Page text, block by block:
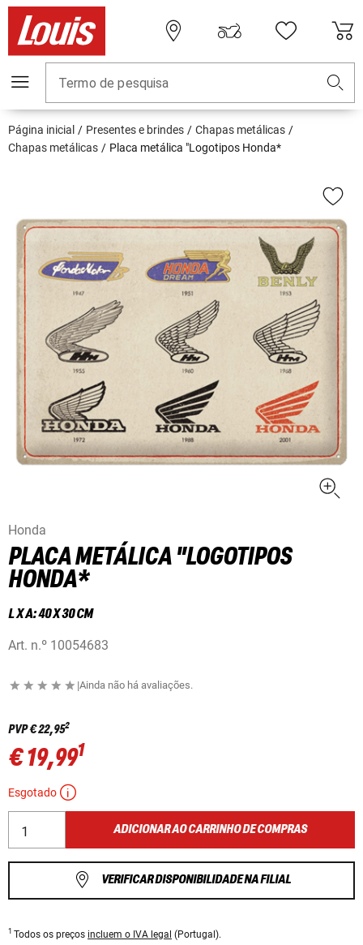
Termo de pesquisa
Página inicial Presentes e brindes
Chapas metálicas
Chapas metálicas
Placa metálica "Logotipos Honda*
Honda
PLACA METÁLICA "LOGOTIPOS
HONDA*
L X A: 40 X 30 CM
Art. n.º 10054683
|Ainda não há avaliações.
PVP€ 22,952
€ 19,991
Esgotado
ADICIONAR AO CARRINHO DE COMPRAS
VERIFICAR DISPONIBILIDADE NA FILIAL
1 Todos os preços incluem o IVA legal (Portugal).